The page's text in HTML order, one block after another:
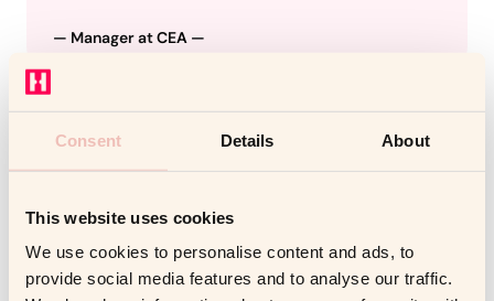
Consent Details About
This website uses cookies
We use cookies to personalise content and ads, to
provide social media features and to analyse our traffic.
— Manager atCEA —
Défis
Avec la forte croissance et l’évolution du contexte
réussir dans de nouvelles fonctions et assumer des
responsabilités accrues. Ils avaient besoin d’une
solution permettant aux managers d’assurer une